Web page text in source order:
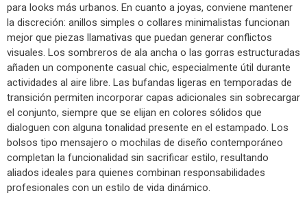
para looks más urbanos. En cuanto a joyas, conviene mantener
la discreción: anillos simples o collares minimalistas funcionan
mejor que piezas llamativas que puedan generar conflictos
visuales. Los sombreros de ala ancha o las gorras estructuradas
añaden un componente casual chic, especialmente útil durante
actividades al aire libre. Las bufandas ligeras en temporadas de
transición permiten incorporar capas adicionales sin sobrecargar
el conjunto, siempre que se elijan en colores sólidos que
dialoguen con alguna tonalidad presente en el estampado. Los
bolsos tipo mensajero o mochilas de diseño contemporáneo
completan la funcionalidad sin sacrificar estilo, resultando
aliados ideales para quienes combinan responsabilidades
profesionales con un estilo de vida dinámico.